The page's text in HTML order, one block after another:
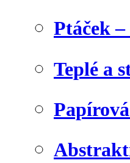
Ptáček
Teplé a